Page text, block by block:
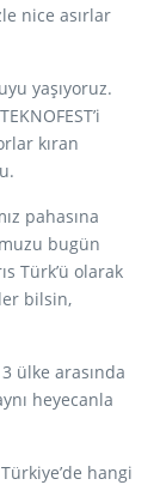
nice asırlar
yaşıyoruz.
kıran
pahasına
bugün
Türk’ü olarak
bilsin,
ülke arasında
heyecanla
hangi